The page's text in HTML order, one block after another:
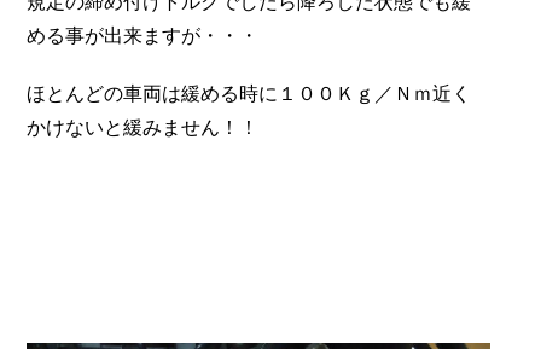
める事が出来ますが・・・
ほとんどの車両は緩める時に１００Ｋｇ／Ｎｍ近く
かけないと緩みません！！